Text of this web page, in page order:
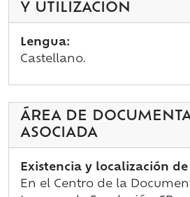
Y UTILIZACIÓN
Lengua:
Castellano.
ÁREA DE
ASOCIADA
Existencia y localización
En el Centro de la